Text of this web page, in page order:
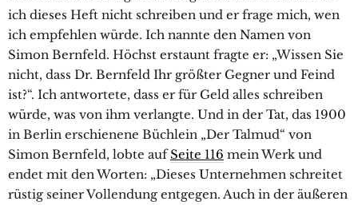
ich dieses Heft nicht schreiben und er frage mich, wen
ich empfehlen würde. Ich nannte den Namen von
Simon Bernfeld. Höchst erstaunt fragte er: „Wissen Sie
nicht, dass Dr. Bernfeld Ihr größter Gegner und Feind
ist?“. Ich antwortete, dass er für Geld alles schreiben
würde, was von ihm verlangte. Und in der Tat, das 1900
in Berlin erschienene Büchlein „Der Talmud“ von
Simon Bernfeld, lobte aufSeite 116 mein Werk und
endet mit den Worten: „Dieses Unternehmen schreitet
rüstig seiner Vollendung entgegen. Auch in der äußeren